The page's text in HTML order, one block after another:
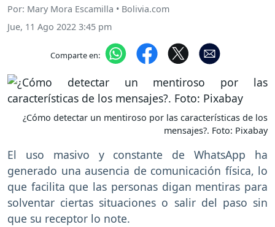
Por: Mary Mora Escamilla • Bolivia.com
Jue, 11 Ago 2022 3:45 pm
Comparte en:
¿Cómo detectar un mentiroso por las características de los
mensajes?. Foto: Pixabay
El uso masivo y constante de WhatsApp ha
generado una ausencia de comunicación física, lo
que facilita que las personas digan mentiras para
solventar ciertas situaciones o salir del paso sin
que su receptor lo note.